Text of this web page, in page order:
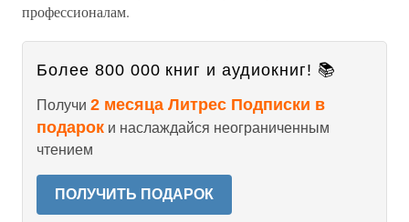
профессионалам.
Более 800 000 книг и аудиокниг! 📚
Получи 2 месяца Литрес Подписки в
подарок и наслаждайся неограниченным
чтением
ПОЛУЧИТЬ ПОДАРОК